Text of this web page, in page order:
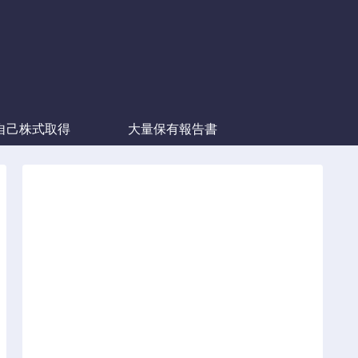
己株式取得 大量保有報告書